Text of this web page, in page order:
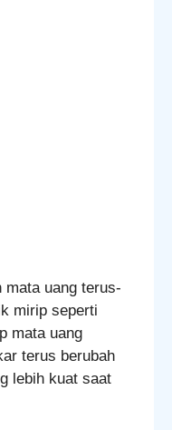
mata uang terus-
mirip seperti
mata uang
terus berubah
lebih kuat saat